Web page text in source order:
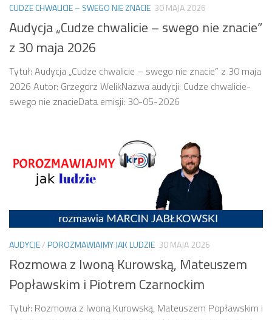
CUDZE CHWALICIE – SWEGO NIE ZNACIE 30 MAJA 2026
Audycja „Cudze chwalicie – swego nie znacie”
z 30 maja 2026
Tytuł: Audycja „Cudze chwalicie – swego nie znacie” z 30 maja
2026 Autor: Grzegorz WelikNazwa audycji: Cudze chwalicie-
swego nie znacieData emisji: 30-05-2026
AUDYCJE/POROZMAWIAJMY JAK LUDZIE 30 MAJA 2026
Rozmowa z Iwoną Kurowską, Mateuszem
Popławskim i Piotrem Czarnockim
Tytuł: Rozmowa z Iwoną Kurowską, Mateuszem Popławskim i